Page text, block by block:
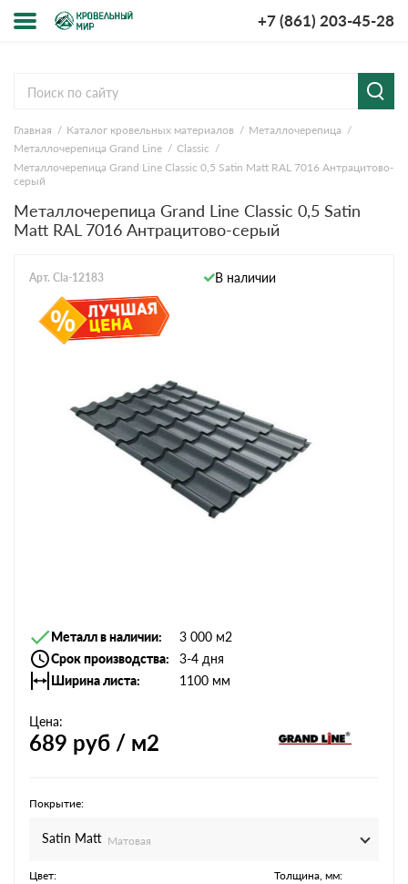
+7 (861) 203-45-28
компании
и оплата
ответы
Главная Каталог кровельных материалов
Металлочерепица
Металлочерепица Grand Line
Classic
Металлочерепица Grand Line Classic 0,5 Satin Мatt RAL 7016 Антрацитово-
серый
Металлочерепица Grand Line Classic 0,5 Satin
Мatt RAL 7016 Антрацитово-серый
Арт. Cla-12183 В наличии
Металл в наличии
3 000 м2
Срок производства
3-4 дня
Ширина листа
1100 мм
Цена:
689 руб / м2
Покрытие:
Satin Мatt Матовая
Цвет: Толщина, мм: